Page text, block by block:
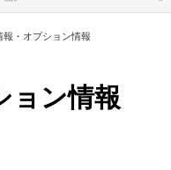
ョ
ン
を
ッ
報・オプション情報
ョン情報